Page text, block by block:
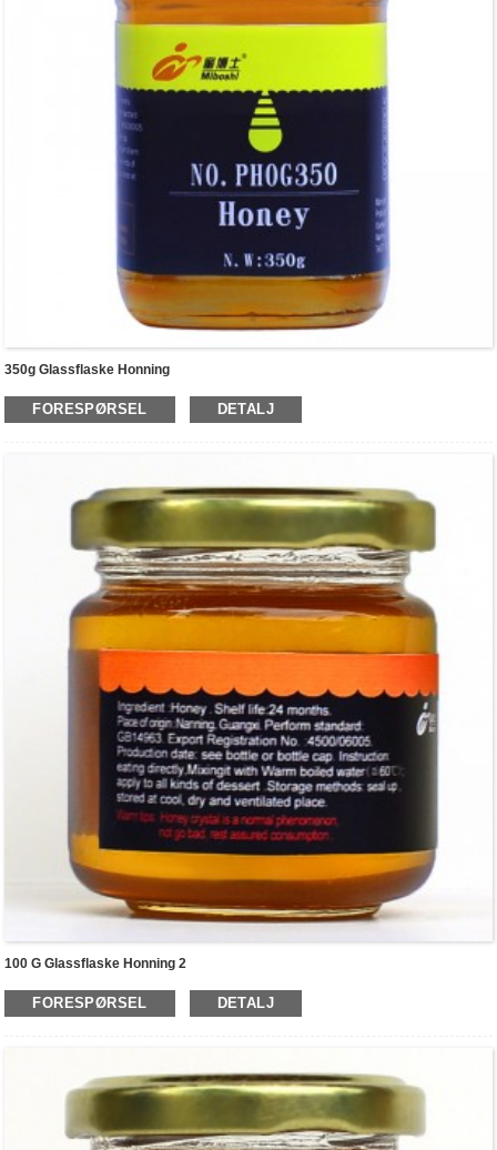
350g Glassflaske Honning
FORESPØRSEL DETALJ
100 G Glassflaske Honning 2
FORESPØRSEL DETALJ